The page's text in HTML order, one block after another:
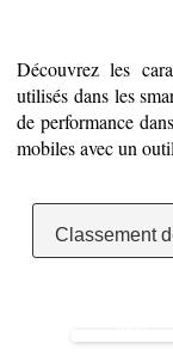
Découvrez les
utilisés dans les
de performance
mobiles avec un
Classement